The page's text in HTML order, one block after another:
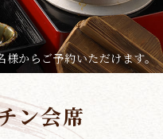
からご予約いただけます。
ン会席